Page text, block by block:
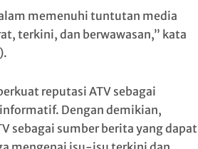
memenuhi tuntutan media
terkini, dan berwawasan,” kata
reputasi ATV sebagai
Dengan demikian,
sebagai sumber berita yang dapat